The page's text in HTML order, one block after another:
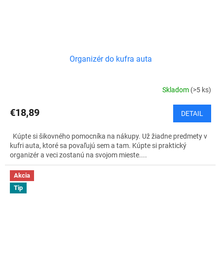
Organizér do kufra auta
Skladom (>5 ks)
€18,89 DETAIL
Kúpte si šikovného pomocníka na nákupy. Už žiadne predmety v
kufri auta, ktoré sa povaľujú sem a tam. Kúpte si praktický
organizér a veci zostanú na svojom mieste....
Akcia
Tip